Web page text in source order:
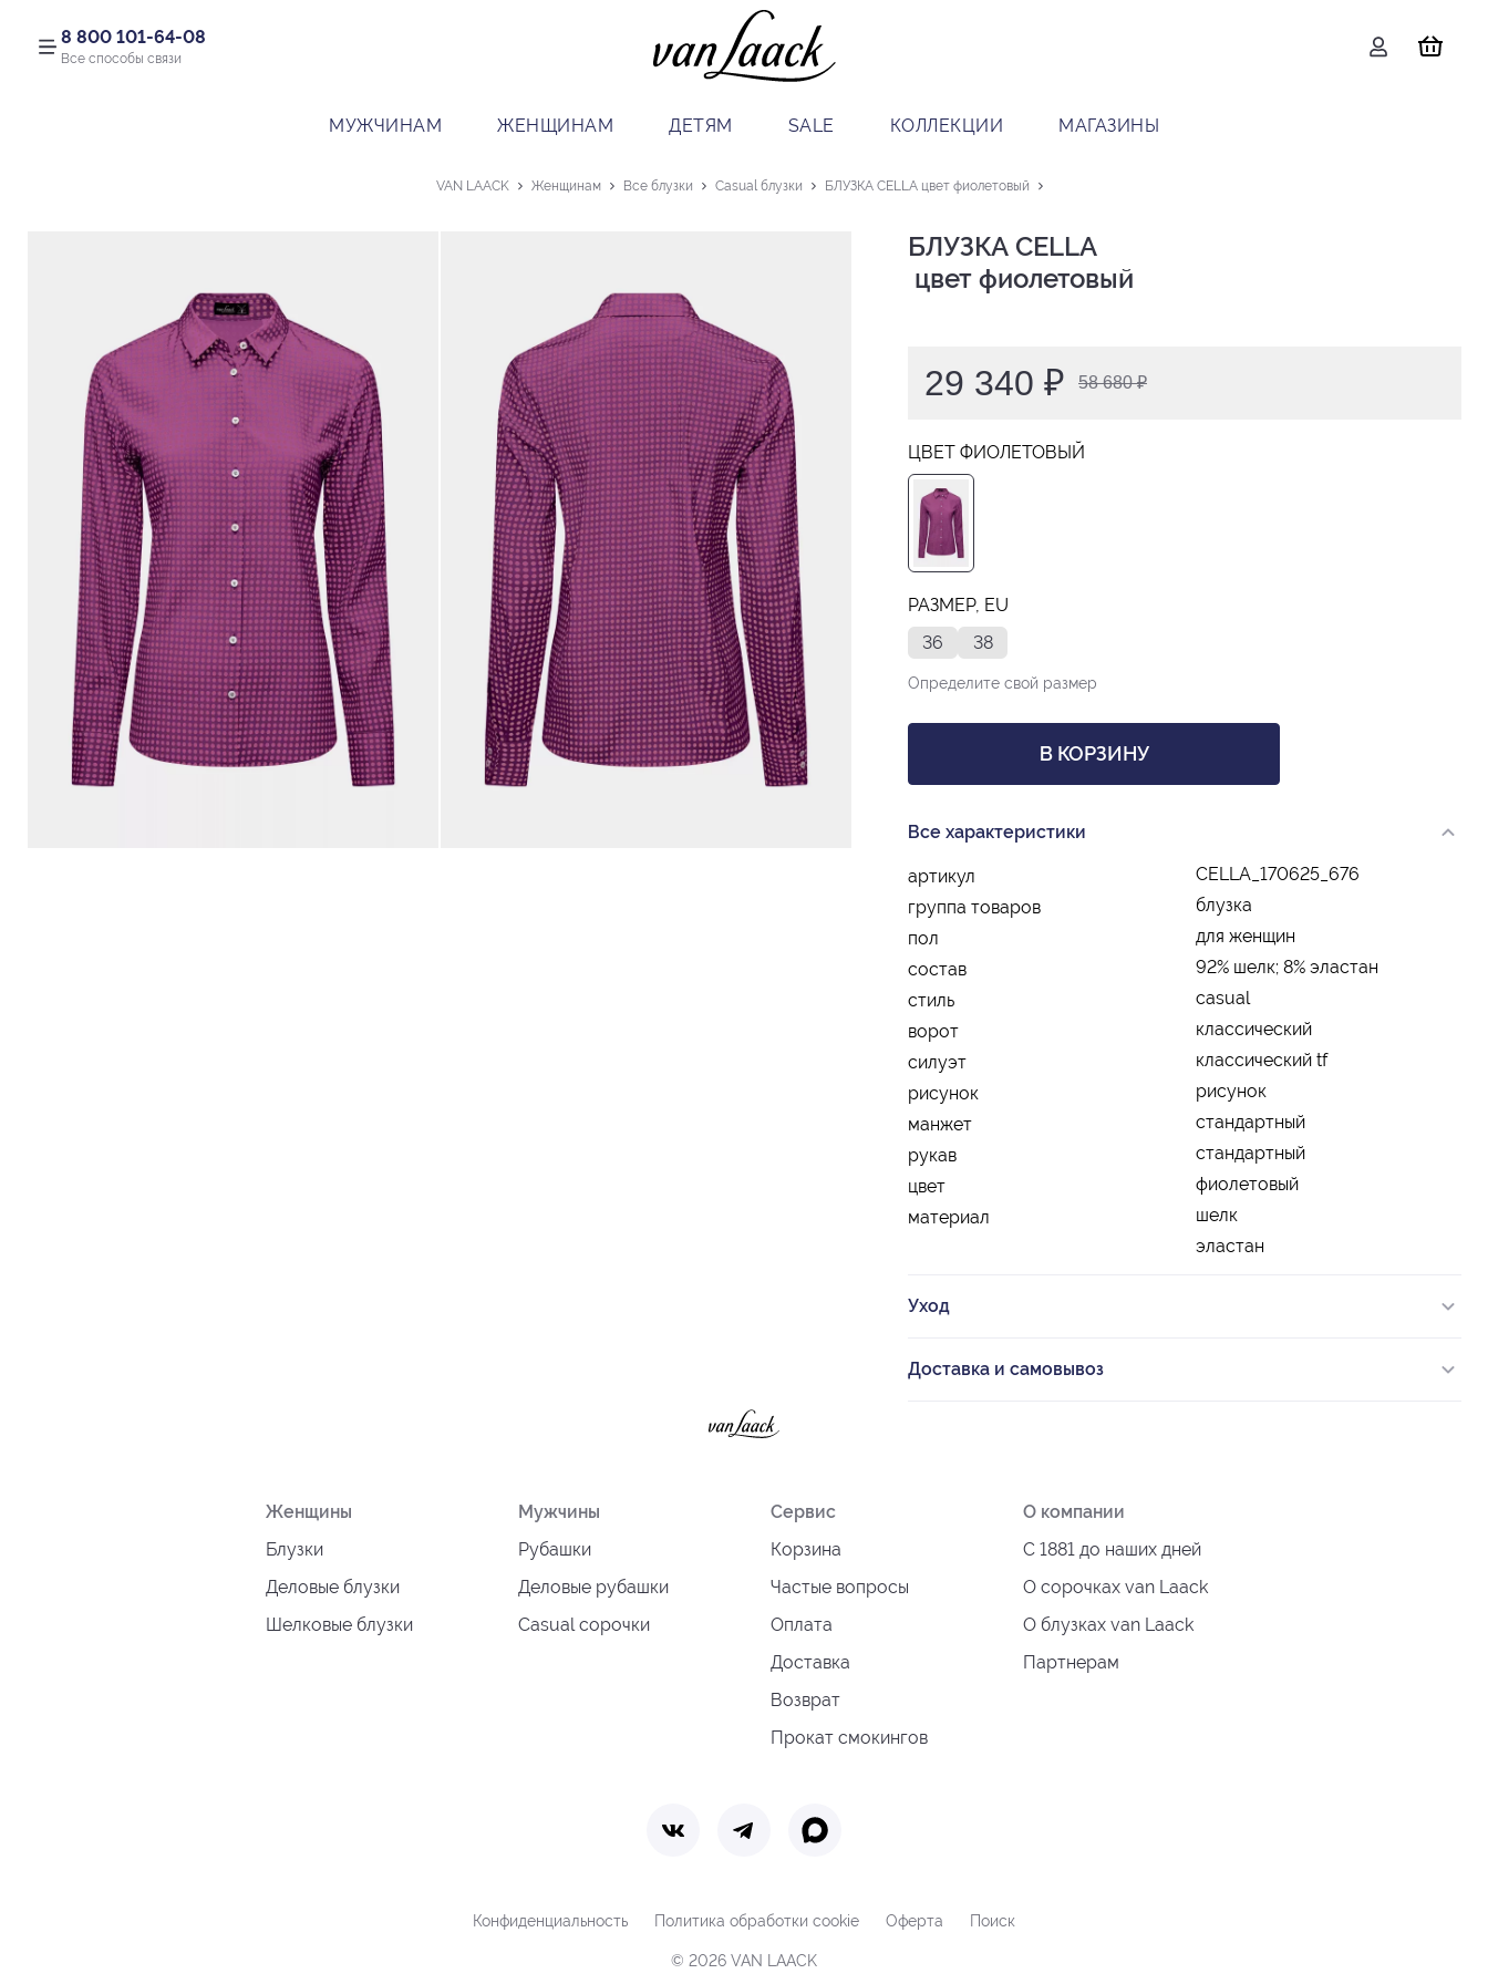
8 800 101-64-08
Все способы связи
МУЖЧИНАМ ЖЕНЩИНАМ ДЕТЯМ SALE КОЛЛЕКЦИИ МАГАЗИНЫ
VAN LAACK Женщинам Все блузки Casual блузки БЛУЗКА CELLA цвет фиолетовый
БЛУЗКА CELLA
цвет фиолетовый
29 340 ₽ 58 680 ₽
ЦВЕТ ФИОЛЕТОВЫЙ
РАЗМЕР, EU
36
38
Определите свой размер
В КОРЗИНУ
Все характеристики
артикул
CELLA_170625_676
группа товаров
блузка
пол
для женщин
состав
92% шелк; 8% эластан
стиль
casual
ворот
классический
силуэт
классический tf
рисунок
рисунок
манжет
стандартный
рукав
стандартный
цвет
фиолетовый
материал
шелк
эластан
Уход
Доставка и самовывоз
Женщины
Блузки
Деловые блузки
Шелковые блузки
Мужчины
Рубашки
Деловые рубашки
Casual сорочки
Сервис
Корзина
Частые вопросы
Оплата
Доставка
Возврат
Прокат смокингов
О компании
С 1881 до наших дней
О сорочках van Laack
О блузках van Laack
Партнерам
Конфиденциальность Политика обработки cookie Оферта Поиск
© 2026 VAN LAACK